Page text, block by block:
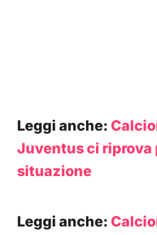
Leggi anche:
Juventus ci riprova
situazione
Leggi anche: